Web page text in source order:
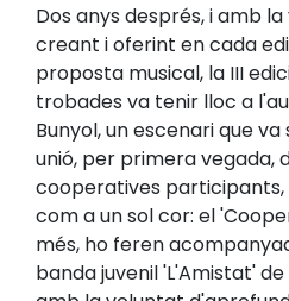
Dos anys després, i amb
creant i oferint en cada
proposta musical, la III
trobades va tenir lloc a
Bunyol, un escenari que
unió, per primera vegada,
cooperatives participants,
com a un sol cor: el
més, ho feren
banda juvenil 'L'Amistat'